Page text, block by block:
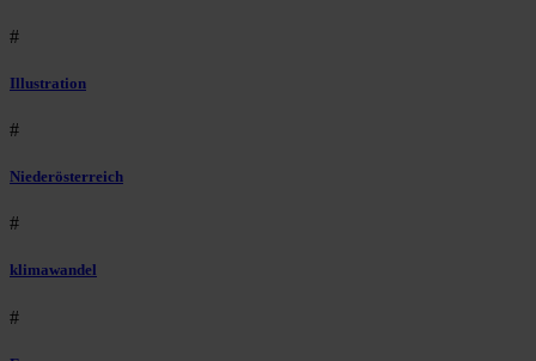
#
Illustration
#
Niederösterreich
#
klimawandel
#